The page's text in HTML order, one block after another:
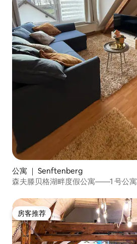
公寓 ｜ Senftenberg
森夫滕贝格湖畔度假公寓——1 号公寓
房客推荐
房客推荐